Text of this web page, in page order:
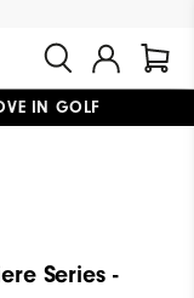
IN GOLF
Series -